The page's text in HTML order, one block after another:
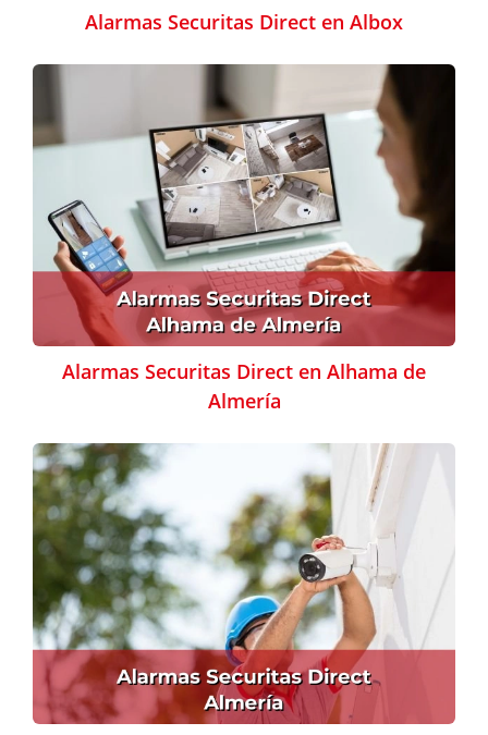
Alarmas Securitas Direct en Albox
Alarmas Securitas Direct en Alhama de
Almería